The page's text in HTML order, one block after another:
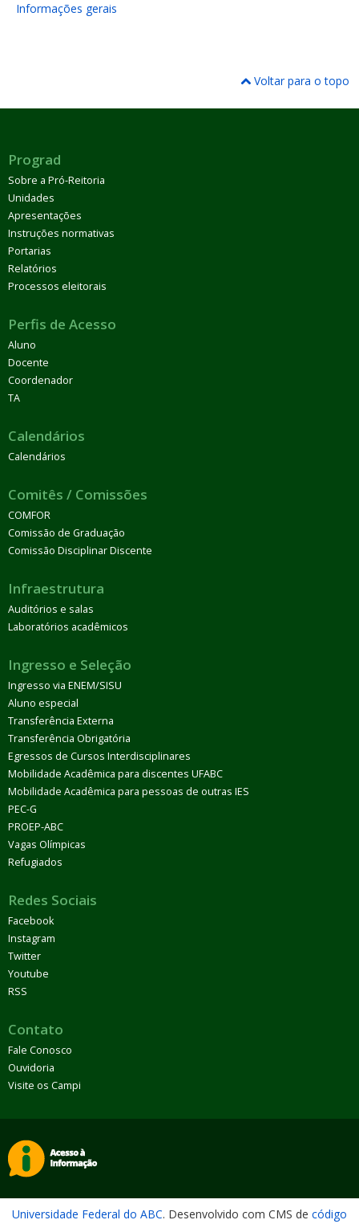
Informações gerais
Voltar para o topo
Prograd
Sobre a Pró-Reitoria
Unidades
Apresentações
Instruções normativas
Portarias
Relatórios
Processos eleitorais
Perfis de Acesso
Aluno
Docente
Coordenador
TA
Calendários
Calendários
Comitês / Comissões
COMFOR
Comissão de Graduação
Comissão Disciplinar Discente
Infraestrutura
Auditórios e salas
Laboratórios acadêmicos
Ingresso e Seleção
Ingresso via ENEM/SISU
Aluno especial
Transferência Externa
Transferência Obrigatória
Egressos de Cursos Interdisciplinares
Mobilidade Acadêmica para discentes UFABC
Mobilidade Acadêmica para pessoas de outras IES
PEC-G
PROEP-ABC
Vagas Olímpicas
Refugiados
Redes Sociais
Facebook
Instagram
Twitter
Youtube
RSS
Contato
Fale Conosco
Ouvidoria
Visite os Campi
Universidade Federal do ABC. Desenvolvido com CMS de código